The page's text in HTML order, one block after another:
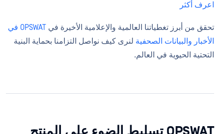
اعرف أكثر
تحقق من أبرز تغطياتنا العالمية والإعلامية الأخيرة في
OPSWAT في
الأخبار والبيانات الصحفية لنرى كيف نواصل التزامنا بحماية البنية
التحتية الحيوية في العالم.